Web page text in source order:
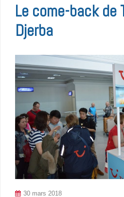
Le come-back de
Djerba
30 mars 2018